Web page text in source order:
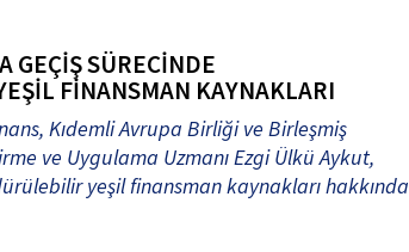
GEÇİŞ SÜRECİNDE
FİNANSMAN KAYNAKLARI
Kıdemli Avrupa Birliği ve Birleşmiş
ve Uygulama Uzmanı Ezgi Ülkü Aykut,
yeşil finansman kaynakları hakkında